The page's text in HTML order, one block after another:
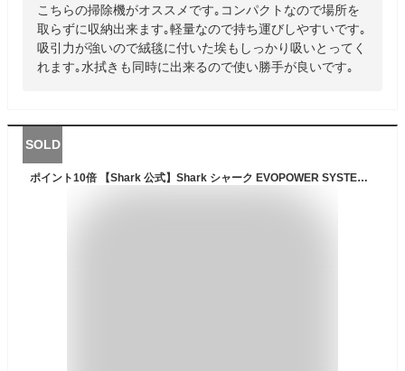
こちらの掃除機がオススメです｡コンパクトなので場所を
取らずに収納出来ます｡軽量なので持ち運びしやすいです｡
吸引力が強いので絨毯に付いた埃もしっかり吸いとってく
れます｡水拭きも同時に出来るので使い勝手が良いです｡
SOLD
ポイント10倍 【Shark 公式】Shark シャーク EVOPOWER SYSTEM iQ コードレススティッククリーナー ブラシセット エヴォパワーシステムアイキュー CS851J-XKIT07CS200J / 掃除機 コードレス スティック ハンディークリーナー ハンドクリーナー コードレスクリーナー